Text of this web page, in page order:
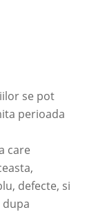
se pot
perioada
care
defecte, si
dupa